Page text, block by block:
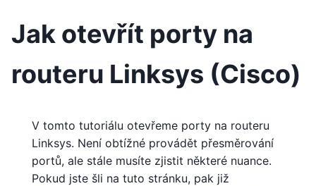
Jak otevřít porty na
routeru Linksys (Cisco)
V tomto tutoriálu otevřeme porty na routeru
Linksys. Není obtížné provádět přesměrování
portů, ale stále musíte zjistit některé nuance.
Pokud jste šli na tuto stránku, pak již